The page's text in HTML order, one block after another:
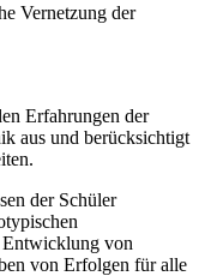
Vernetzung der
Erfahrungen der
aus und berücksichtigt
der Schüler
Entwicklung von
von Erfolgen für alle